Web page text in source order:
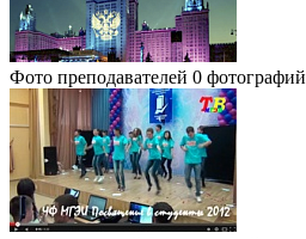
Фото преподавателей 0 фотографий